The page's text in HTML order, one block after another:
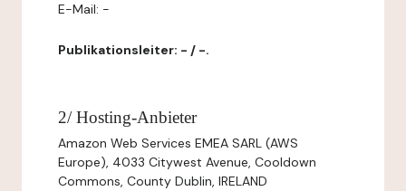
E-Mail: -
Publikationsleiter: - / -.
2/ Hosting-Anbieter
Amazon Web Services EMEA SARL (AWS
Europe), 4033 Citywest Avenue, Cooldown
Commons, County Dublin, IRELAND